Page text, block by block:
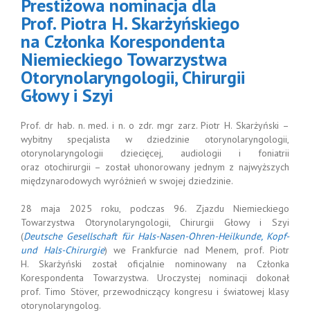
Głowy
i Szyi
Prestiżowa nominacja dla
Prof. Piotra H. Skarżyńskiego
na Członka Korespondenta
Niemieckiego Towarzystwa
Otorynolaryngologii, Chirurgii
Głowy i Szyi
Prof. dr hab. n. med. i n. o zdr. mgr zarz. Piotr H. Skarżyński –
wybitny specjalista w dziedzinie otorynolaryngologii,
otorynolaryngologii dziecięcej, audiologii i foniatrii
oraz otochirurgii – został uhonorowany jednym z najwyższych
międzynarodowych wyróżnień w swojej dziedzinie.
28 maja 2025 roku, podczas 96. Zjazdu Niemieckiego
Towarzystwa Otorynolaryngologii, Chirurgii Głowy i Szyi
(Deutsche Gesellschaft für Hals-Nasen-Ohren-Heilkunde, Kopf-
und Hals-Chirurgie) we Frankfurcie nad Menem, prof. Piotr
H. Skarżyński został oficjalnie nominowany na Członka
Korespondenta Towarzystwa. Uroczystej nominacji dokonał
prof. Timo Stöver, przewodniczący kongresu i światowej klasy
otorynolaryngolog.